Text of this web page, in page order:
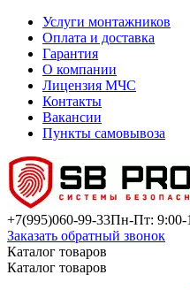
Услуги монтажников
Оплата и доставка
Гарантия
О компании
Лицензия МЧС
Контакты
Вакансии
Пункты самовывоза
+7(995)060-99-33Пн-Пт: 9:00-
Заказать обратный звонок
Каталог товаров
Каталог товаров